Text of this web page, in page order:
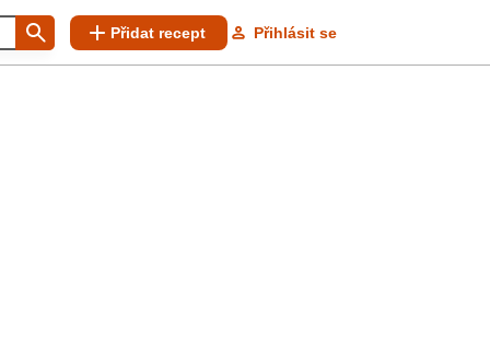
Přidat recept Přihlásit se